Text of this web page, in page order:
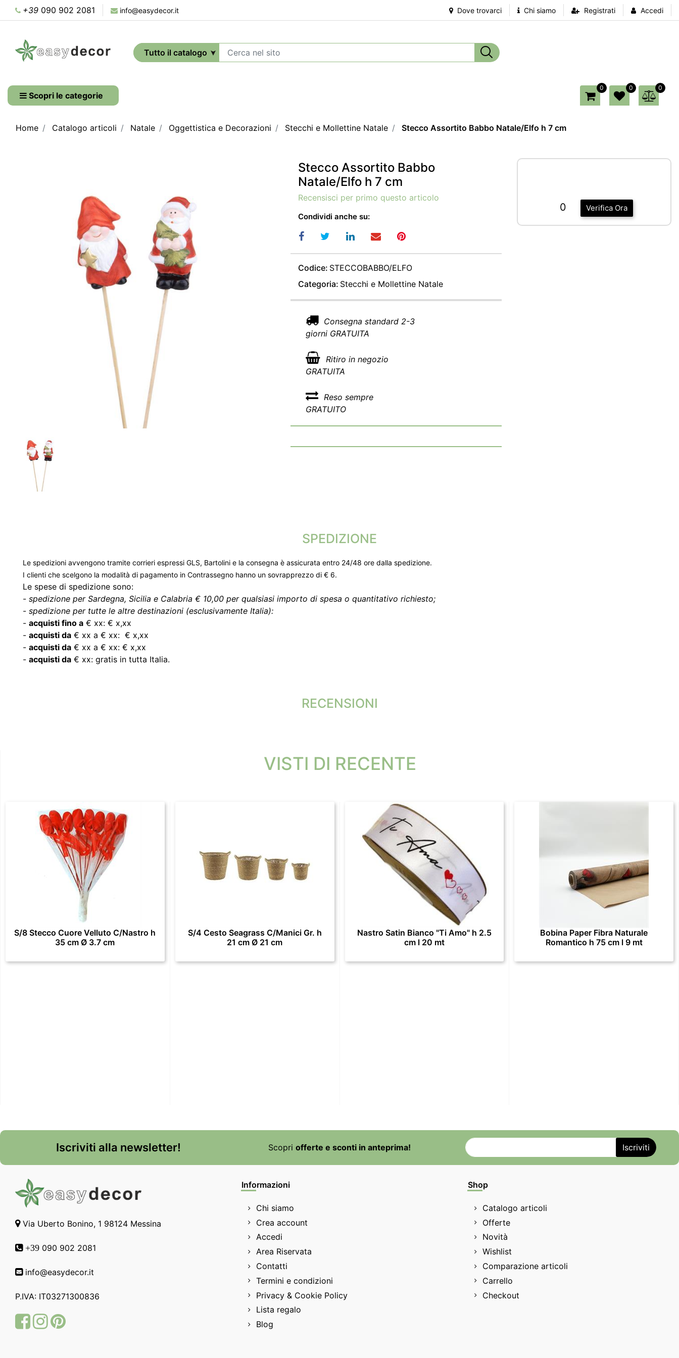
+39 090 902 2081 info@easydecor.it Dove trovarci Chi siamo Registrati Accedi
Scopri le categorie
0 0 0
Home Catalogo articoli Natale Oggettistica e Decorazioni Stecchi e Mollettine Natale Stecco Assortito Babbo Natale/Elfo h 7 cm
Stecco Assortito Babbo
Natale/Elfo h 7 cm
Recensisci per primo questo articolo
Condividi anche su:
Codice: STECCOBABBO/ELFO
Categoria: Stecchi e Mollettine Natale
Consegna standard 2-3
giorni GRATUITA
Ritiro in negozio
GRATUITA
Reso sempre
GRATUITO
Verifica Ora
0
SPEDIZIONE
Le spedizioni avvengono tramite corrieri espressi GLS, Bartolini e la consegna è assicurata entro 24/48 ore dalla spedizione.
I clienti che scelgono la modalità di pagamento in Contrassegno hanno un sovrapprezzo di € 6.
Le spese di spedizione sono:
- spedizione per Sardegna, Sicilia e Calabria € 10,00 per qualsiasi importo di spesa o quantitativo richiesto;
- spedizione per tutte le altre destinazioni (esclusivamente Italia):
- acquisti fino a € xx: € x,xx
- acquisti da € xx a € xx: € x,xx
- acquisti da € xx a € xx: € x,xx
- acquisti da € xx: gratis in tutta Italia.
RECENSIONI
VISTI DI RECENTE
S/8 Stecco Cuore Velluto C/Nastro h
35 cm Ø 3.7 cm
S/4 Cesto Seagrass C/Manici Gr. h
21 cm Ø 21 cm
Nastro Satin Bianco "Ti Amo" h 2.5
cm l 20 mt
Bobina Paper Fibra Naturale
Romantico h 75 cm l 9 mt
Iscriviti alla newsletter! Scopri offerte e sconti in anteprima!
Via Uberto Bonino, 1 98124 Messina
+39 090 902 2081
info@easydecor.it
P.IVA: IT03271300836
FacebookInstagram
Pinterest
Informazioni
Chi siamo
Crea account
Accedi
Area Riservata
Contatti
Termini e condizioni
Privacy & Cookie Policy
Lista regalo
Blog
Shop
Catalogo articoli
Offerte
Novità
Wishlist
Comparazione articoli
Carrello
Checkout